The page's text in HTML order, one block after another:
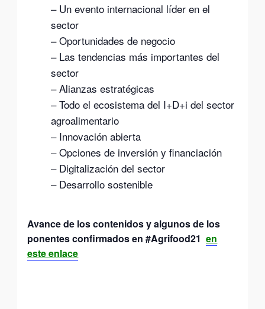
– Un evento internacional líder en el
sector
– Oportunidades de negocio
– Las tendencias más importantes del
sector
– Alianzas estratégicas
– Todo el ecosistema del I+D+i del sector
agroalimentario
– Innovación abierta
– Opciones de inversión y financiación
– Digitalización del sector
– Desarrollo sostenible
Avance de los contenidos y algunos de los
ponentes confirmados en #Agrifood21 en
este enlace